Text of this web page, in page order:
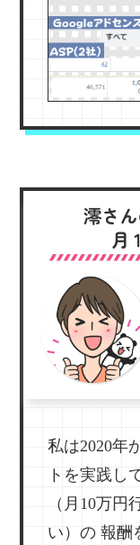
私は2020年
トを実践し
（月10万
い）の 報酬